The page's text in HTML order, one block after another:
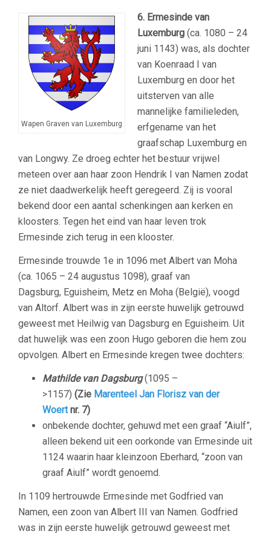
Wapen Graven van Luxemburg
6. Ermesinde van
Luxemburg (ca. 1080 – 24
juni 1143) was, als dochter
van Koenraad I van
Luxemburg en door het
uitsterven van alle
mannelijke familieleden,
erfgename van het
graafschap Luxemburg en
van Longwy. Ze droeg echter het bestuur vrijwel
meteen over aan haar zoon Hendrik I van Namen zodat
ze niet daadwerkelijk heeft geregeerd. Zij is vooral
bekend door een aantal schenkingen aan kerken en
kloosters. Tegen het eind van haar leven trok
Ermesinde zich terug in een klooster.
Ermesinde trouwde 1e in 1096 met Albert van Moha
(ca. 1065 – 24 augustus 1098), graaf van
Dagsburg, Eguisheim, Metz en Moha (België), voogd
van Altorf. Albert was in zijn eerste huwelijk getrouwd
geweest met Heilwig van Dagsburg en Eguisheim. Uit
dat huwelijk was een zoon Hugo geboren die hem zou
opvolgen. Albert en Ermesinde kregen twee dochters:
Mathilde van Dagsburg (1095 –
>1157) (Zie Marenteel Jan Florisz van der
Woertnr. 7)
onbekende dochter, gehuwd met een graaf “Aiulf”,
alleen bekend uit een oorkonde van Ermesinde uit
1124 waarin haar kleinzoon Eberhard, “zoon van
graaf Aiulf” wordt genoemd.
In 1109 hertrouwde Ermesinde met Godfried van
Namen, een zoon van Albert III van Namen. Godfried
was in zijn eerste huwelijk getrouwd geweest met